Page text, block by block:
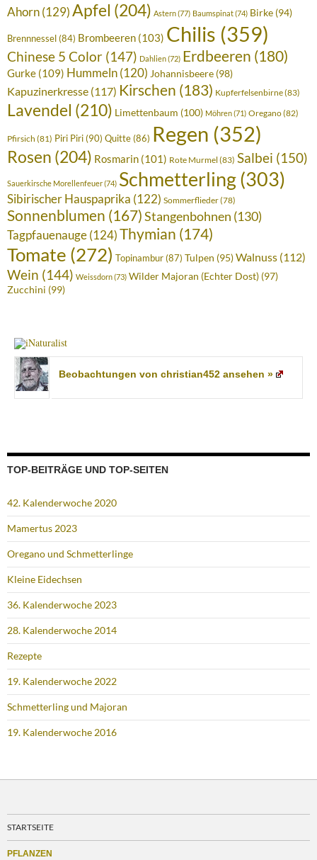
Ahorn(129)Apfel (204) Astern(77) Baumspinat(74) Birke (94)
Brennnessel (84) Brombeeren (103) Chilis (359)
Chinese 5 Color (147) Dahlien(72) Erdbeeren (180)
Gurke (109) Hummeln (120) Johannisbeere (98)
Kapuzinerkresse (117) Kirschen (183) Kupferfelsenbirne(83)
Lavendel (210) Limettenbaum (100) Möhren(71) Oregano(82)
Pfirsich (81) Piri Piri(90) Quitte(86) Regen (352)
Rosen (204) Rosmarin (101) Rote Murmel (83) Salbei (150)
Sauerkirsche Morellenfeuer(74) Schmetterling(303)
Sibirischer Hauspaprika (122) Sommerflieder(78)
Sonnenblumen (167)Stangenbohnen (130)
Tagpfauenauge(124)Thymian (174)
Tomate (272) Topinambur(87) Tulpen (95)Walnuss (112)
Wein (144) Weissdorn(73) Wilder Majoran (Echter Dost) (97)
Zucchini (99)
Beobachtungen von christian452 ansehen »
TOP-BEITRÄGE UND TOP-SEITEN
42. Kalenderwoche 2020
Mamertus 2023
Oregano und Schmetterlinge
Kleine Eidechsen
36. Kalenderwoche 2023
28. Kalenderwoche 2014
Rezepte
19. Kalenderwoche 2022
Schmetterling und Majoran
19. Kalenderwoche 2016
STARTSEITE
PFLANZEN